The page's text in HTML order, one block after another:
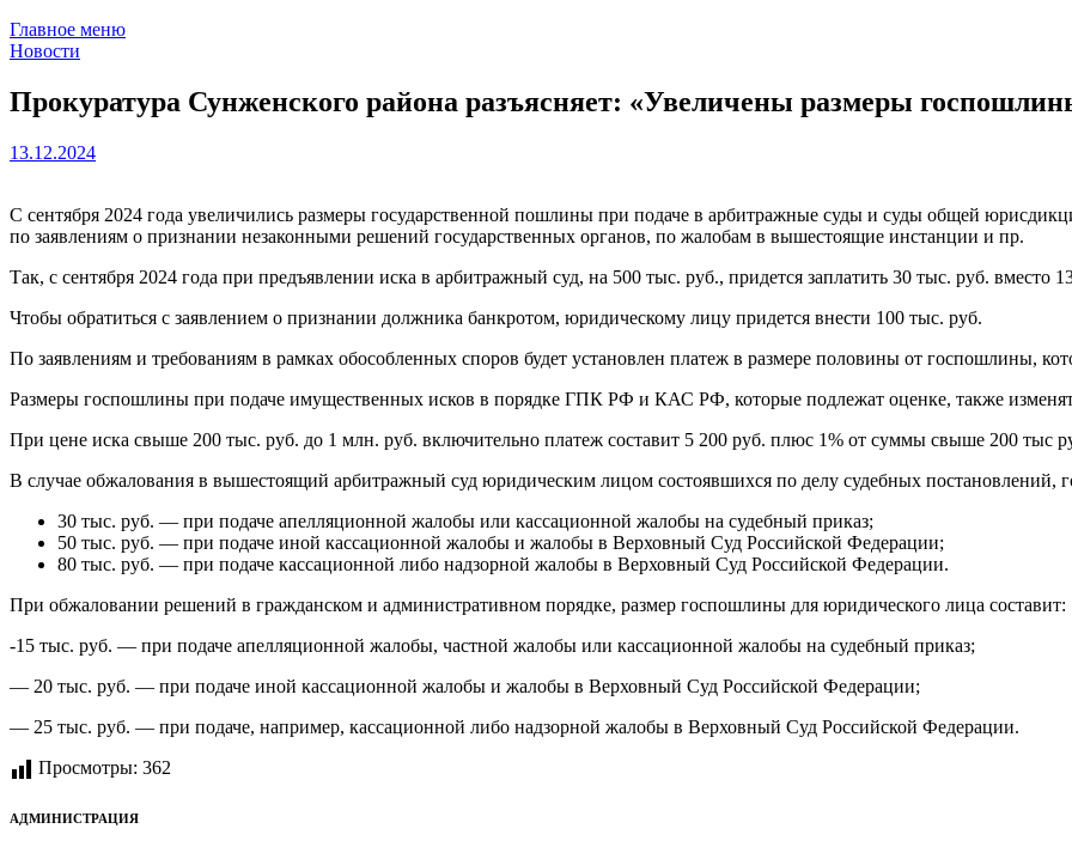
Главное меню
Новости
Прокуратура Сунженского района разъясняет: «Увеличены размеры
13.12.2024
С сентября 2024 года увеличились размеры государственной пошлины при подаче в арбитражные суды и суды общей
по заявлениям о признании незаконными решений государственных органов, по жалобам в вышестоящие инстанции и пр.
Так, с сентября 2024 года при предъявлении иска в арбитражный суд, на 500 тыс. руб., придется заплатить 30 тыс. руб. вместо
Чтобы обратиться с заявлением о признании должника банкротом, юридическому лицу придется внести 100 тыс. руб.
По заявлениям и требованиям в рамках обособленных споров будет установлен платеж в размере половины от госпошлины,
Размеры госпошлины при подаче имущественных исков в порядке ГПК РФ и КАС РФ, которые подлежат оценке, также
При цене иска свыше 200 тыс. руб. до 1 млн. руб. включительно платеж составит 5 200 руб. плюс 1% от суммы свыше 200 тыс
В случае обжалования в вышестоящий арбитражный суд юридическим лицом состоявшихся по делу судебных постановлений,
30 тыс. руб. — при подаче апелляционной жалобы или кассационной жалобы на судебный приказ;
50 тыс. руб. — при подаче иной кассационной жалобы и жалобы в Верховный Суд Российской Федерации;
80 тыс. руб. — при подаче кассационной либо надзорной жалобы в Верховный Суд Российской Федерации.
При обжаловании решений в гражданском и административном порядке, размер госпошлины для юридического лица составит:
-15 тыс. руб. — при подаче апелляционной жалобы, частной жалобы или кассационной жалобы на судебный приказ;
— 20 тыс. руб. — при подаче иной кассационной жалобы и жалобы в Верховный Суд Российской Федерации;
— 25 тыс. руб. — при подаче, например, кассационной либо надзорной жалобы в Верховный Суд Российской Федерации.
Просмотры: 362
АДМИНИСТРАЦИЯ